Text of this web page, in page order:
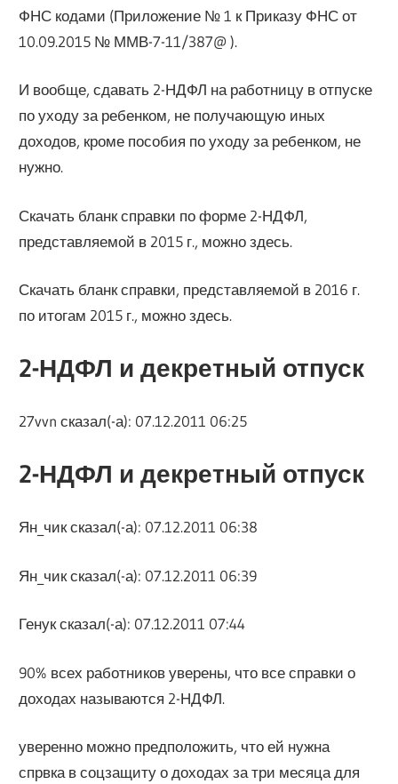
ФНС кодами (Приложение № 1 к Приказу ФНС от
10.09.2015 № ММВ-7-11/387@ ).
И вообще, сдавать 2-НДФЛ на работницу в отпуске
по уходу за ребенком, не получающую иных
доходов, кроме пособия по уходу за ребенком, не
нужно.
Скачать бланк справки по форме 2-НДФЛ,
представляемой в 2015 г., можно здесь.
Скачать бланк справки, представляемой в 2016 г.
по итогам 2015 г., можно здесь.
2-НДФЛ и декретный отпуск
27vvn сказал(-а): 07.12.2011 06:25
2-НДФЛ и декретный отпуск
Ян_чик сказал(-а): 07.12.2011 06:38
Ян_чик сказал(-а): 07.12.2011 06:39
Генук сказал(-а): 07.12.2011 07:44
90% всех работников уверены, что все справки о
доходах называются 2-НДФЛ.
уверенно можно предположить, что ей нужна
спрвка в соцзащиту о доходах за три месяца для